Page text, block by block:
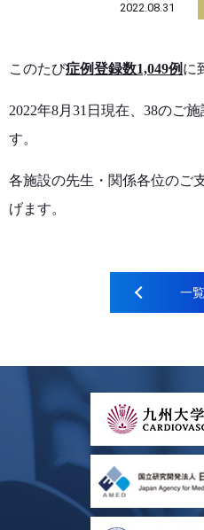
2022.08.31
このたび症例登録数1,049例 に
2022年8月31日現在、 38のご施
す。
各施設の先生・関係各位のご
げます。
一